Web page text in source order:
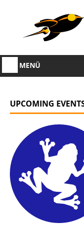
MENÜ
UPCOMING